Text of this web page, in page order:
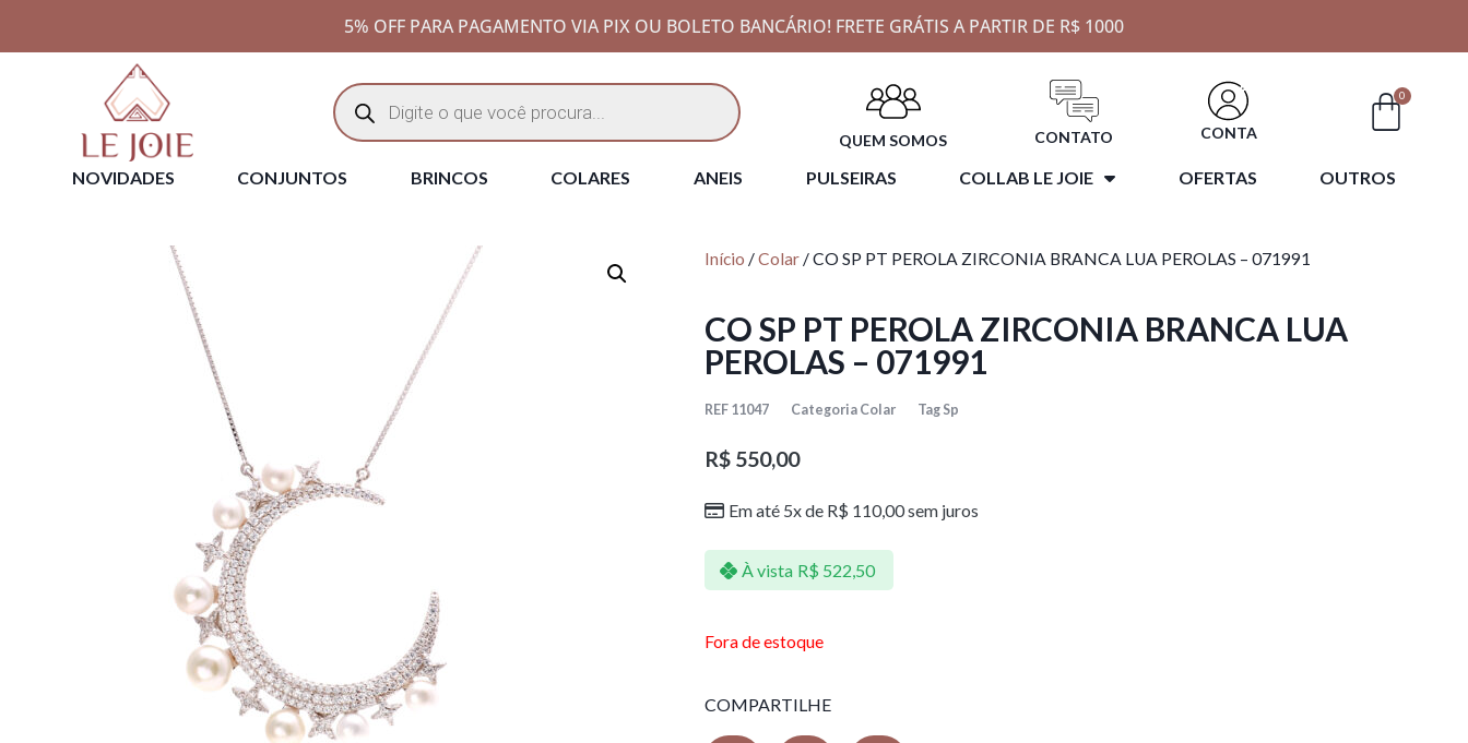
5% OFF PARA PAGAMENTO VIA PIX OU BOLETO BANCÁRIO! FRETE GRÁTIS A PARTIR DE R$ 1000
QUEM SOMOS CONTATO CONTA
0
NOVIDADES CONJUNTOS BRINCOS COLARES ANEIS PULSEIRAS COLLAB LE JOIE OFERTAS OUTROS
Início /Colar / CO SP PT PEROLA ZIRCONIA BRANCA LUA PEROLAS – 071991
CO SP PT PEROLA ZIRCONIA BRANCA LUA
PEROLAS – 071991
REF 11047 Categoria Colar Tag Sp
R$ 550,00
Em até 5x de R$ 110,00sem juros
À vista R$ 522,50
Fora de estoque
COMPARTILHE